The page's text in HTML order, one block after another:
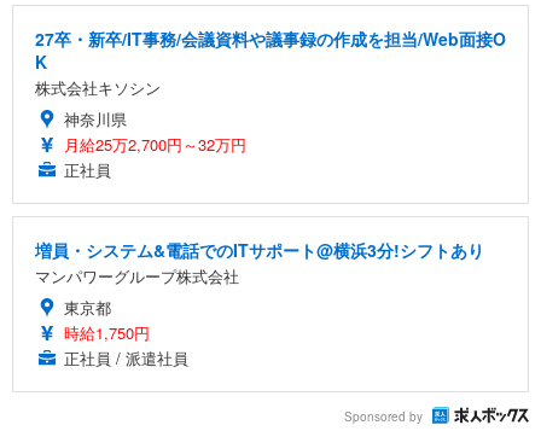
27卒・新卒/IT事務/会議資料や議事録の作成を担当/Web面接O
K
株式会社キソシン
神奈川県
月給25万2,700円～32万円
正社員
増員・システム&電話でのITサポート@横浜3分!シフトあり
マンパワーグループ株式会社
東京都
時給1,750円
正社員 / 派遣社員
Sponsored by